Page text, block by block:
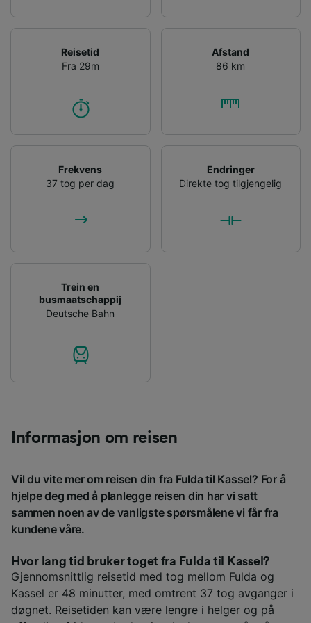
Reisetid
Fra 29m
Afstand
86 km
Frekvens
37 tog per dag
Endringer
Direkte tog tilgjengelig
Trein en
busmaatschappij
Deutsche Bahn
Informasjon om reisen
Vil du vite mer om reisen din fra Fulda til Kassel? For å
hjelpe deg med å planlegge reisen din har vi satt
sammen noen av de vanligste spørsmålene vi får fra
kundene våre.
Hvor lang tid bruker toget fra Fulda til Kassel?
Gjennomsnittlig reisetid med tog mellom Fulda og
Kassel er 48 minutter, med omtrent 37 tog avganger i
døgnet. Reisetiden kan være lengre i helger og på